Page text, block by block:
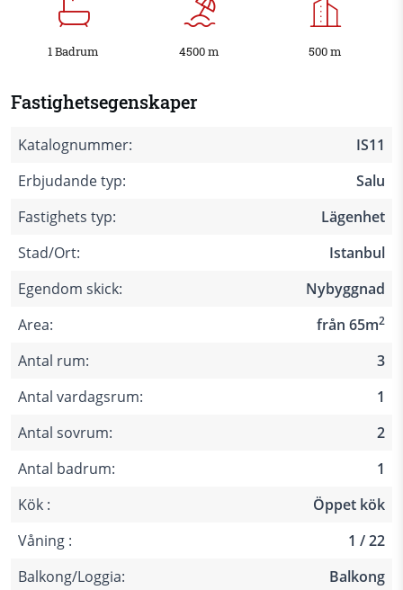
1 Badrum 4500 m 500 m
Fastighetsegenskaper
Katalognummer:
IS11
Erbjudande typ:
Salu
Fastighets typ:
Lägenhet
Stad/Ort:
Istanbul
Egendom skick:
Nybyggnad
Area:
från 65m2
Antal rum:
3
Antal vardagsrum:
1
Antal sovrum:
2
Antal badrum:
1
Kök :
Öppet kök
Våning :
1 / 22
Balkong/Loggia:
Balkong